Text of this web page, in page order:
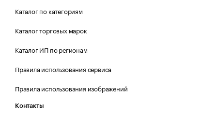
Каталог по категориям
Каталог торговых марок
Каталог ИП по регионам
Правила использования сервиса
Правила использования изображений
Контакты